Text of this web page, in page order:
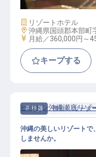
施設業態
リゾートホテル
勤務地
沖縄県国頭郡本部町
給与
月給／360,000円～
キープする
正社員 宿泊 リーダ
ヒルトン沖縄瀬底リゾ
沖縄の美しいリゾートで
しませんか。